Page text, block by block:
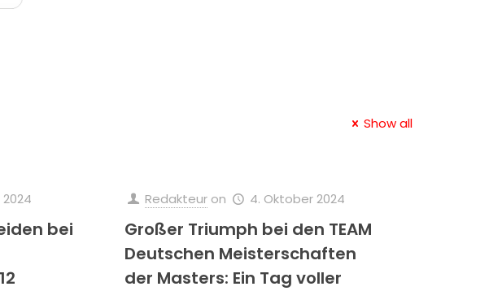
Show all
bei
Redakteur on 4. Oktober 2024
Großer Triumph bei den TEAM
Deutschen Meisterschaften
der Masters: Ein Tag voller